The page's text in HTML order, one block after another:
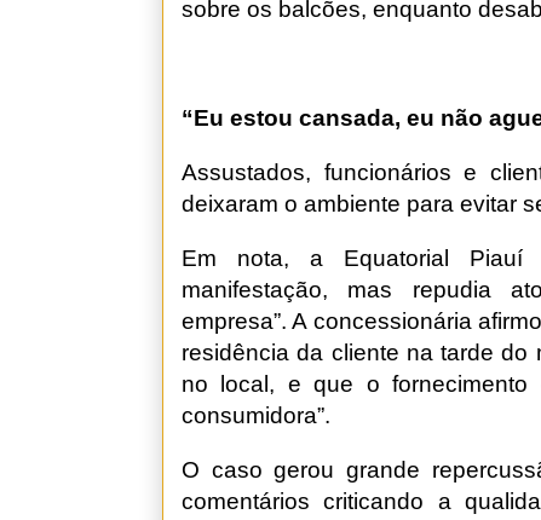
sobre os balcões, enquanto
“Eu estou cansada, eu não
Assustados, funcionários e
deixaram o ambiente para evitar
Em nota, a Equatorial Piauí
manifestação, mas repudia
empresa”. A concessionária
residência da cliente na tarde do
no local, e que o fornecimento
consumidora”.
O caso gerou grande
comentários criticando a